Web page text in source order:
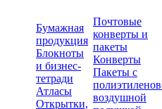
Бумажная
продукция
Блокноты
и бизнес-
тетради
Атласы
Открытки,
Почтовые
конверты и
пакеты
Конверты
Пакеты с
воздушной